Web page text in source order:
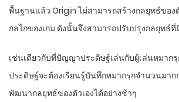
พื้นฐานแล้ว Origin ไม่สามารถสร้างกลยุทธ์ของ
กลไกของเกม ดังนั้นจึงสามารถปรับปรุงกลยุทธ์
เช่นเดียวกับที่ปัญญาประดิษฐ์เล่นกับผู้เล่นหมาก
ประดิษฐ์จะต้องเรียนรู้บันทึกหมากรุกจำนวนมาก
พัฒนากลยุทธ์ของตัวเองได้อย่างช้าๆ